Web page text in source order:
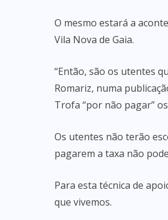
O mesmo estará a
Vila Nova de Gaia.
“Então, são os utentes
Romariz, numa
Trofa “por não pagar”
Os utentes não terão
pagarem a taxa não
Para esta técnica de
que vivemos.